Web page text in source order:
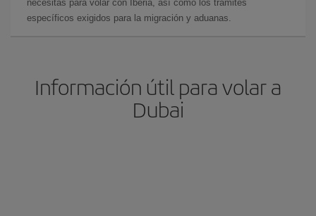
necesitas para volar con Iberia, así como los trámites
específicos exigidos para la migración y aduanas.
Información útil para volar a
Dubai